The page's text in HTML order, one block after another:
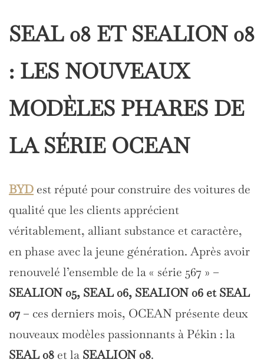
SEAL 08 ET SEALION 08
: LES NOUVEAUX
MODÈLES PHARES DE
LA SÉRIE OCEAN
BYD est réputé pour construire des voitures de
qualité que les clients apprécient
véritablement, alliant substance et caractère,
en phase avec la jeune génération. Après avoir
renouvelé l’ensemble de la « série 567 » –
SEALION 05, SEAL 06, SEALION 06 et SEAL
07 – ces derniers mois, OCEAN présente deux
nouveaux modèles passionnants à Pékin : la
SEAL 08 et la SEALION 08.